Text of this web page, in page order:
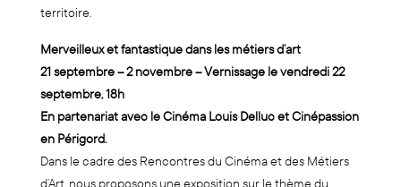
territoire.
Merveilleux et fantastique dans les métiers d’art
21 septembre – 2 novembre –Vernissage le vendredi 22
septembre, 18h
En partenariat avec le Cinéma Louis Delluc et Cinépassion
en Périgord.
Dans le cadre des Rencontres du Cinéma et des Métiers